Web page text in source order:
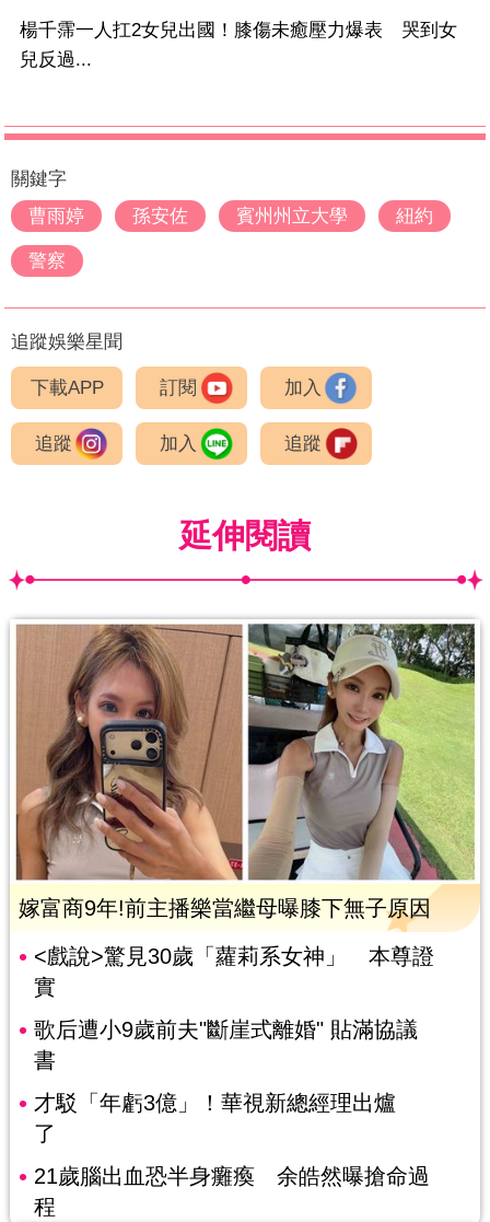
楊千霈一人扛2女兒出國！膝傷未癒壓力爆表 哭到女
兒反過...
關鍵字
曹雨婷
孫安佐 賓州州立大學 紐約
警察
追蹤娛樂星聞
下載APP 訂閱 加入
追蹤 加入 追蹤
延伸閱讀
嫁富商9年!前主播樂當繼母曝膝下無子原因
<戲說>驚見30歲「蘿莉系女神」 本尊證
實
歌后遭小9歲前夫"斷崖式離婚" 貼滿協議
書
才駁「年虧3億」！華視新總經理出爐
了
21歲腦出血恐半身癱瘓 余皓然曝搶命過
程